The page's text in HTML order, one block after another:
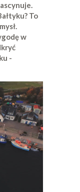
To
w
-